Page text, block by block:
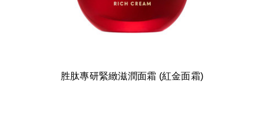
胜肽專研緊緻滋潤面霜 (紅金面霜)